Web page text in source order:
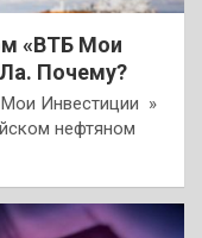
«ВТБ Мои
Почему?
Инвестиции »
нефтяном